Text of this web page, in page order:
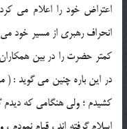
اعتراض خود را اعلام مي
انحراف رهبري از مسير خود
كمتر حضرت را در بين
در اين باره چنين مي گويد : (
كشيدم ؛ ولي هنگامي كه ديدم